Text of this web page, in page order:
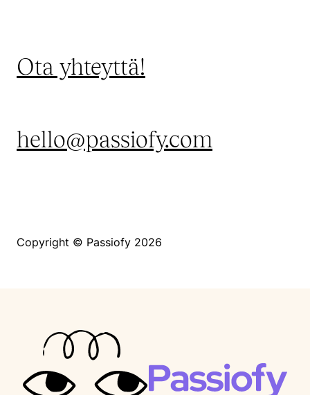
Ota yhteyttä!
hello@passiofy.com
Copyright © Passiofy 2026